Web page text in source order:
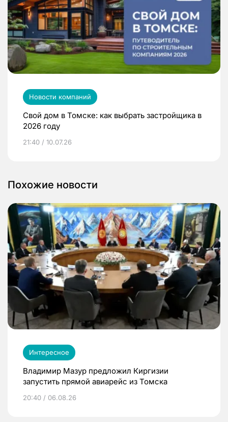
Новости компаний
Свой дом в Томске: как выбрать застройщика в
2026 году
21:40 / 10.07.26
Похожие новости
Интересное
Владимир Мазур предложил Киргизии
запустить прямой авиарейс из Томска
20:40 / 06.08.26